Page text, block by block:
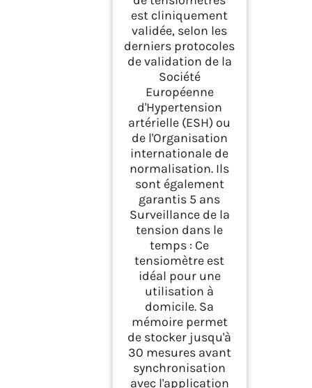
– Tensiomètre avec
détection de
pulsation cardiaque
irrégulière et
hypertension
est cliniquement
validée, selon les
derniers protocoles
de validation de la
Société
Européenne
d'Hypertension
artérielle (ESH) ou
de l'Organisation
internationale de
normalisation. Ils
sont également
garantis 5 ans
Surveillance de la
tension dans le
temps : Ce
tensiomètre est
idéal pour une
utilisation à
domicile. Sa
mémoire permet
de stocker jusqu'à
30 mesures avant
synchronisation
avec l'application